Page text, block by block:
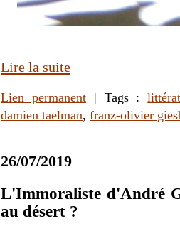
Lire la suite
Lien permanent| Tags :
damien taelman, franz-olivier
26/07/2019
L'Immoraliste d'André
au désert ?